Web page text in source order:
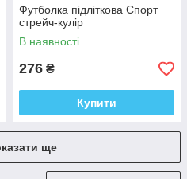
Футболка підліткова Спорт
стрейч-кулір
В наявності
276 ₴
Купити
ще